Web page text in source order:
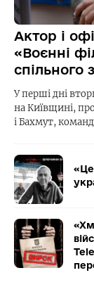
Актор і
«Воєнні
спільного
У перші дні
на Київщині,
і Бахмут,